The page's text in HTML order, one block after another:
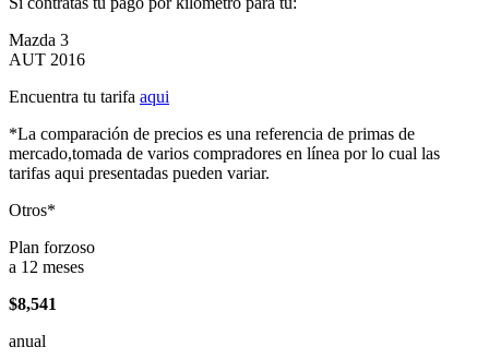
Mazda 3
AUT 2016
Encuentra tu tarifa aqui
*La comparación de precios es una referencia de primas de
mercado,tomada de varios compradores en línea por lo cual las
tarifas aqui presentadas pueden variar.
Otros*
Plan forzoso
a 12 meses
$8,541
anual